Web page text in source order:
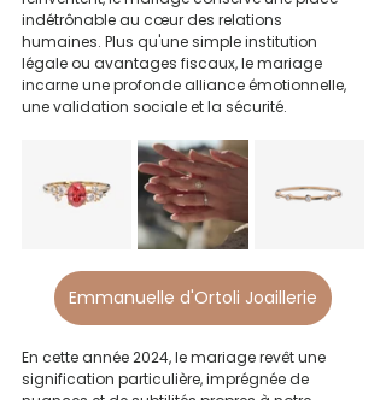
indétrônable au cœur des relations
humaines. Plus qu'une simple institution
légale ou avantages fiscaux, le mariage
incarne une profonde alliance émotionnelle,
une validation sociale et la sécurité.
Emmanuelle d'Ortoli Joaillerie
En cette année 2024, le mariage revêt une
signification particulière, imprégnée de